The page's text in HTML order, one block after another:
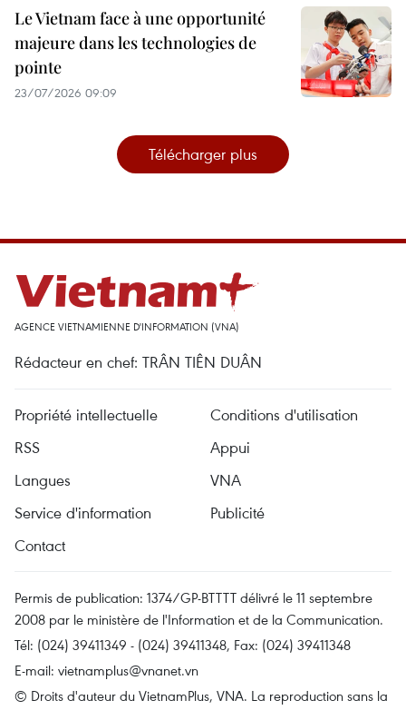
Le Vietnam face à une opportunité
majeure dans les technologies de
pointe
23/07/2026 09:09
Télécharger plus
AGENCE VIETNAMIENNE D'INFORMATION (VNA)
Rédacteur en chef: TRÂN TIÊN DUÂN
Propriété intellectuelle
Conditions d'utilisation
RSS
Appui
Langues
VNA
Service d'information
Publicité
Contact
Permis de publication: 1374/GP-BTTTT délivré le 11 septembre
2008 par le ministère de l'Information et de la Communication.
Tél: (024) 39411349 - (024) 39411348, Fax: (024) 39411348
E-mail: vietnamplus@vnanet.vn
© Droits d'auteur du VietnamPlus, VNA. La reproduction sans la